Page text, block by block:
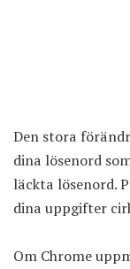
Den stora
dina lösenord
läckta lösenord.
dina uppgifter
Om Chrome